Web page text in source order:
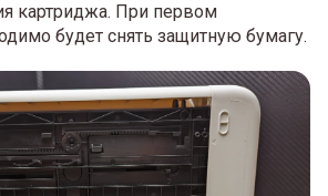
картриджа. При первом
будет снять защитную бумагу.